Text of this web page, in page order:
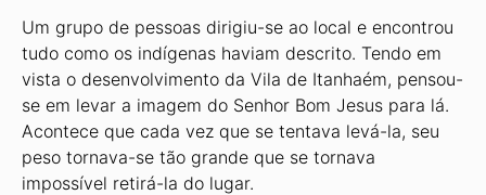
Um grupo de pessoas dirigiu-se ao local e encontrou
tudo como os indígenas haviam descrito. Tendo em
vista o desenvolvimento da Vila de Itanhaém, pensou-
se em levar a imagem do Senhor Bom Jesus para lá.
Acontece que cada vez que se tentava levá-la, seu
peso tornava-se tão grande que se tornava
impossível retirá-la do lugar.